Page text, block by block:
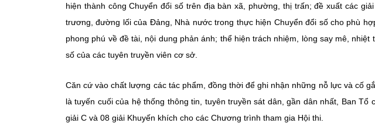
hiện thành công Chuyển đổi số trên địa bàn xã, phường, thị trấn; đề xuất các
trương, đường lối của Đảng, Nhà nước trong thực hiện Chuyển đổi số cho phù
phong phú về đề tài, nội dung phản ánh; thể hiện trách nhiệm, lòng say mê,
số của các tuyên truyền viên cơ sở.
Căn cứ vào chất lượng các tác phẩm, đồng thời để ghi nhận những nỗ lực và cố
là tuyến cuối của hệ thống thông tin, tuyên truyền sát dân, gần dân nhất, Ban
giải C và 08 giải Khuyến khích cho các Chương trình tham gia Hội thi.